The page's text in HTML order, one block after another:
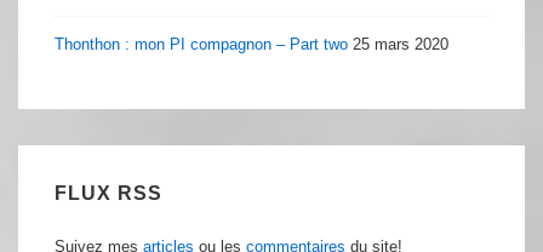
Thonthon : mon PI compagnon – Part two 25 mars 2020
FLUX RSS
Suivez mes articles ou les commentaires du site!